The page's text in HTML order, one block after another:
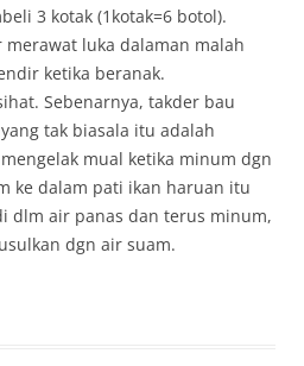
3 kotak (1kotak=6 botol).
luka dalaman malah
ketika beranak.
Sebenarnya, takder bau
tak biasala itu adalah
mual ketika minum dgn
ke dalam pati ikan haruan itu
dlm air panas dan terus minum,
dgn air suam.